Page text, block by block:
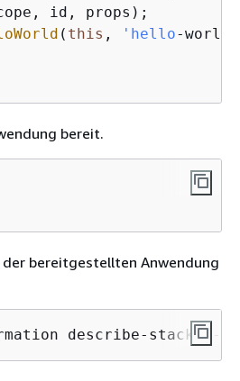
id, props);
( this , 'hello-
bereit.
der bereitgestellten Anwendung
describe-stacks --